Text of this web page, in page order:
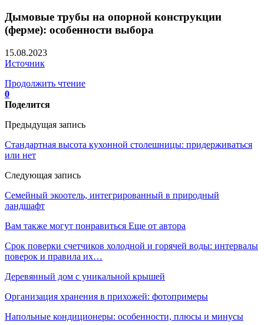
Дымовые трубы на опорной конструкции
(ферме): особенности выбора
15.08.2023
Источник
Продолжить чтение
0
Поделится
Предыдущая запись
Стандартная высота кухонной столешницы: придерживаться
или нет
Следующая запись
Семейный экоотель, интегрированный в природный
ландшафт
Вам также могут понравиться Еще от автора
Срок поверки счетчиков холодной и горячей воды: интервалы
поверок и правила их…
Деревянный дом с уникальной крышей
Организация хранения в прихожей: фотопримеры
Напольные кондиционеры: особенности, плюсы и минусы